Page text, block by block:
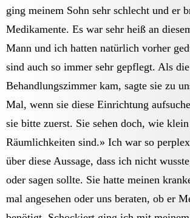
ging meinem Sohn sehr schlecht und er
Medikamente. Es war sehr heiß an
Mann und ich hatten natürlich vorher
sind auch so immer sehr gepflegt. Als
Behandlungszimmer kam, sagte sie zu
Mal, wenn sie diese Einrichtung
sie bitte zuerst. Sie sehen doch, wie
Räumlichkeiten sind.» Ich war so
über diese Aussage, dass ich nicht
oder sagen sollte. Sie hatte meinen
mal angesehen oder uns beraten, ob er